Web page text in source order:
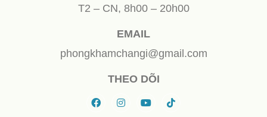
T2 – CN, 8h00 – 20h00
EMAIL
phongkhamchangi@gmail.com
THEO DÕI